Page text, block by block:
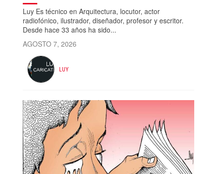
Luy Es técnico en Arquitectura, locutor, actor
radiofónico, ilustrador, diseñador, profesor y escritor.
Desde hace 33 años ha sido...
AGOSTO 7, 2026
LUY